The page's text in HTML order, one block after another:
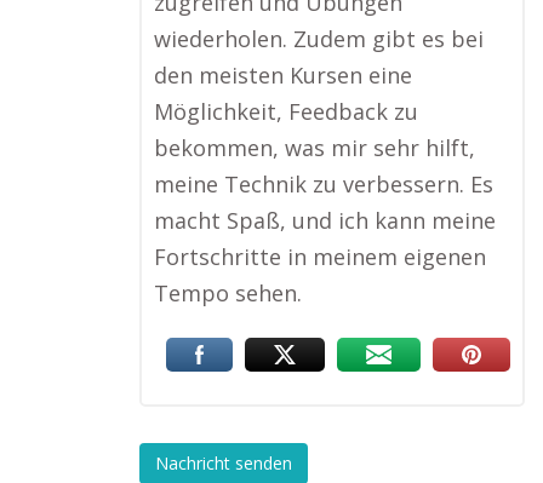
wiederholen. Zudem gibt es bei
den meisten Kursen eine
Möglichkeit, Feedback zu
bekommen, was mir sehr hilft,
meine Technik zu verbessern. Es
macht Spaß, und ich kann meine
Fortschritte in meinem eigenen
Tempo sehen.
Nachricht senden